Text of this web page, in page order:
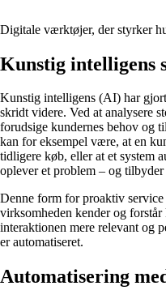
Digitale værktøjer, der styrker
Kunstig intelligens
Kunstig intelligens (AI) har
skridt videre. Ved at analysere
forudsige kundernes behov og
kan for eksempel være, at en
tidligere køb, eller at et system
oplever et problem – og
Denne form for proaktiv service
virksomheden kender og
interaktionen mere relevant og
er automatiseret.
Automatisering